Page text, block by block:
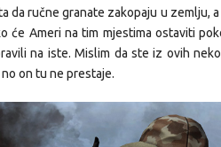
da ručne granate zakopaju u zemlju,
će Ameri na tim mjestima ostaviti
na iste. Mislim da ste iz ovih
on tu ne prestaje.